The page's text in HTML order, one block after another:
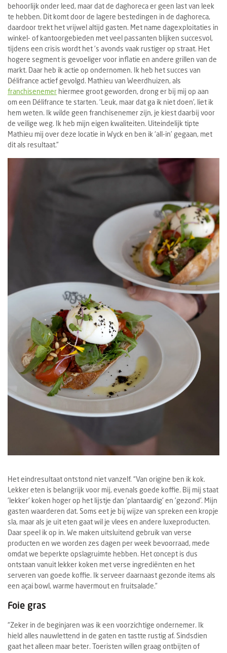
behoorlijk onder leed, maar dat de daghoreca er geen last van leek
te hebben. Dit komt door de lagere bestedingen in de daghoreca,
daardoor trekt het vrijwel altijd gasten. Met name dagexploitaties in
winkel- of kantoorgebieden met veel passanten blijken succesvol,
tijdens een crisis wordt het ’s avonds vaak rustiger op straat. Het
hogere segment is gevoeliger voor inflatie en andere grillen van de
markt. Daar heb ik actie op ondernomen. Ik heb het succes van
Délifrance actief gevolgd. Mathieu van Weerdhuizen, als
franchisenemer hiermee groot geworden, drong er bij mij op aan
om een Délifrance te starten. ‘Leuk, maar dat ga ik niet doen’, liet ik
hem weten. Ik wilde geen franchisenemer zijn, je kiest daarbij voor
de veilige weg. Ik heb mijn eigen kwaliteiten. Uiteindelijk tipte
Mathieu mij over deze locatie in Wyck en ben ik ‘all-in’ gegaan, met
dit als resultaat.”
Het eindresultaat ontstond niet vanzelf. “Van origine ben ik kok.
Lekker eten is belangrijk voor mij, evenals goede koffie. Bij mij staat
'lekker' koken hoger op het lijstje dan 'plantaardig' en 'gezond'. Mijn
gasten waarderen dat. Soms eet je bij wijze van spreken een kropje
sla, maar als je uit eten gaat wil je vlees en andere luxeproducten.
Daar speel ik op in. We maken uitsluitend gebruik van verse
producten en we worden zes dagen per week bevoorraad, mede
omdat we beperkte opslagruimte hebben. Het concept is dus
ontstaan vanuit lekker koken met verse ingrediënten en het
serveren van goede koffie. Ik serveer daarnaast gezonde items als
een açai bowl, warme havermout en fruitsalade.”
Foie gras
“Zeker in de beginjaren was ik een voorzichtige ondernemer. Ik
hield alles nauwlettend in de gaten en tastte rustig af. Sindsdien
gaat het alleen maar beter. Toeristen willen graag ontbijten of